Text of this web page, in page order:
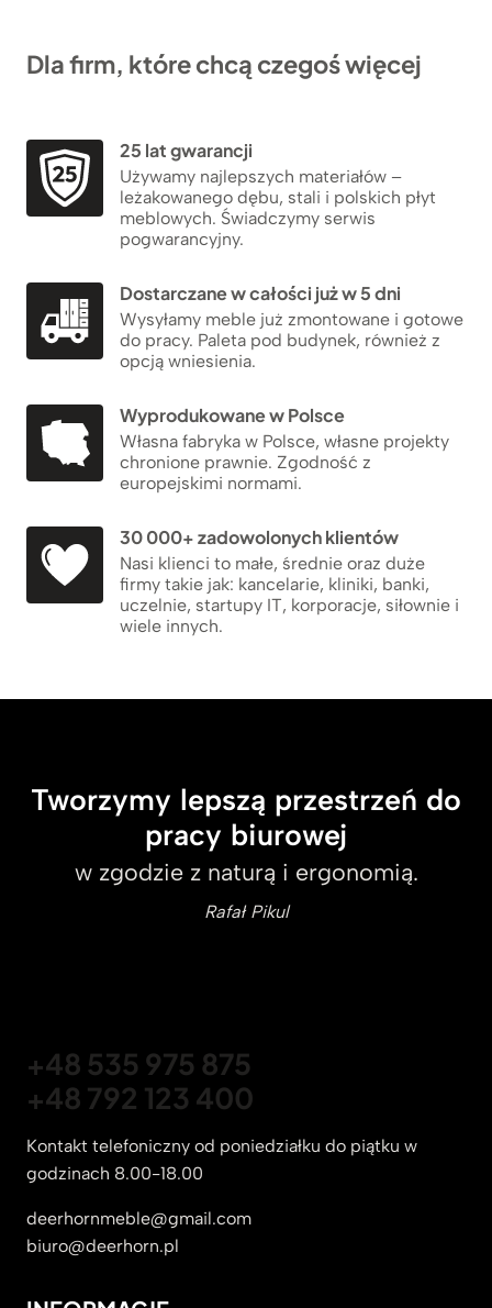
Dla firm, które chcą czegoś więcej
25 lat gwarancji
Używamy najlepszych materiałów –
leżakowanego dębu, stali i polskich płyt
meblowych. Świadczymy serwis
pogwarancyjny.
Dostarczane w całości już w 5 dni
Wysyłamy meble już zmontowane i gotowe
do pracy. Paleta pod budynek, również z
opcją wniesienia.
Wyprodukowane w Polsce
Własna fabryka w Polsce, własne projekty
chronione prawnie. Zgodność z
europejskimi normami.
30 000+ zadowolonych klientów
Nasi klienci to małe, średnie oraz duże
firmy takie jak: kancelarie, kliniki, banki,
uczelnie, startupy IT, korporacje, siłownie i
wiele innych.
Tworzymy lepszą przestrzeń do
pracy biurowej
w zgodzie z naturą i ergonomią.
Rafał Pikul
+48 535 975 875
+48 792 123 400
Kontakt telefoniczny od poniedziałku do piątku w
godzinach 8.00-18.00
deerhornmeble@gmail.com
biuro@deerhorn.pl